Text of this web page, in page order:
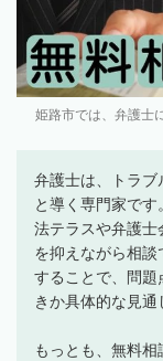
姫路市では、弁護士
弁護士は、トラブ
と導く専門家です
法テラスや弁護士
を抑えながら相
することで、問題
きか具体的な見通
もっとも、無料